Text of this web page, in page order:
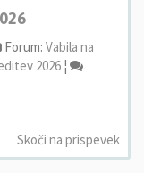
Forum: Vabila na
2026 ¦
Skoči na prispevek